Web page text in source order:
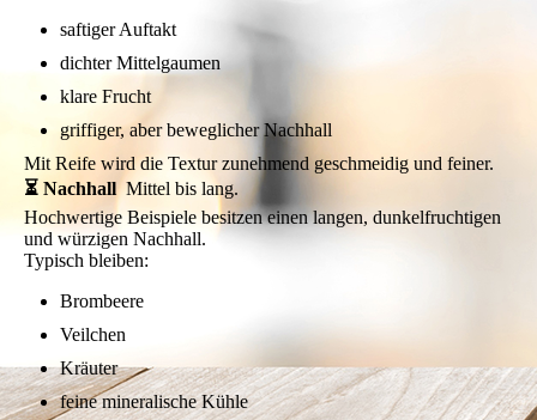
saftiger Auftakt
dichter Mittelgaumen
klare Frucht
griffiger, aber beweglicher Nachhall
Mit Reife wird die Textur zunehmend geschmeidig und feiner.
⏳ NachhallMittel bis lang.
Hochwertige Beispiele besitzen einen langen, dunkelfruchtigen
und würzigen Nachhall.
Typisch bleiben:
Brombeere
Veilchen
Kräuter
feine mineralische Kühle